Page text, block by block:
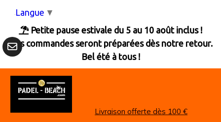
 Petite pause estivale du 5 au 10 août inclus !
Les commandes seront préparées dès notre retour.
Bel été à tous !
Livraison offerte dès 100 €
Langue ▼